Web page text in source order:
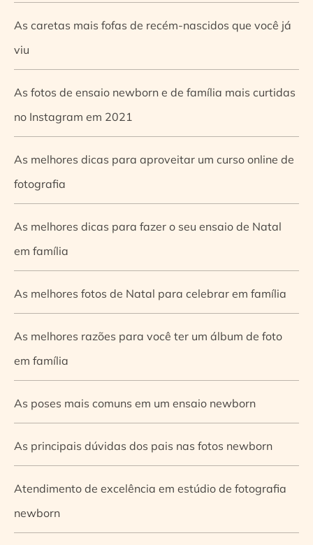
As caretas mais fofas de recém-nascidos que você já
viu
As fotos de ensaio newborn e de família mais curtidas
no Instagram em 2021
As melhores dicas para aproveitar um curso online de
fotografia
As melhores dicas para fazer o seu ensaio de Natal
em família
As melhores fotos de Natal para celebrar em família
As melhores razões para você ter um álbum de foto
em família
As poses mais comuns em um ensaio newborn
As principais dúvidas dos pais nas fotos newborn
Atendimento de excelência em estúdio de fotografia
newborn